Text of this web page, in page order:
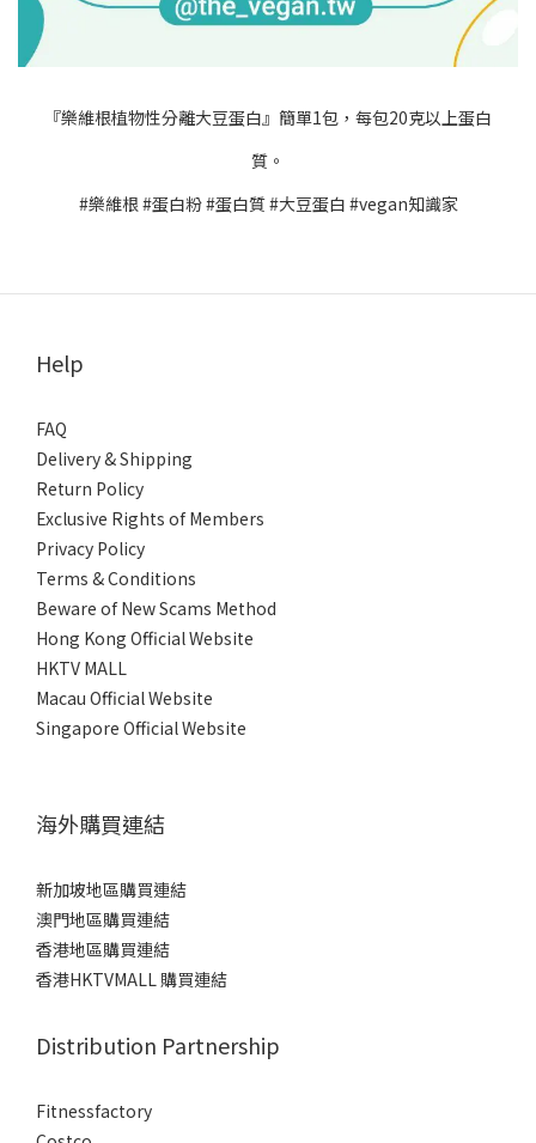
『樂維根植物性分離大豆蛋白』 簡單1包， 每包20克以上蛋白
質。
#樂維根 #蛋白粉 #蛋白質 #大豆蛋白 #vegan知識家
Help
FAQ
Delivery & Shipping
Return Policy
Exclusive Rights of Members
Privacy Policy
Terms & Conditions
Beware of New Scams Method
Hong Kong Official Website
HKTV MALL
Macau Official Website
Singapore Official Website
海外購買連結
新加坡地區購買連結
澳門地區購買連結
香港地區購買連結
香港HKTVMALL 購買連結
Distribution Partnership
Fitnessfactory